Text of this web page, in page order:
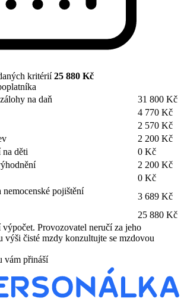
kritérií25 880 Kč
na daň
31 800 Kč
4 770 Kč
2 570 Kč
2 200 Kč
děti
0 Kč
2 200 Kč
0 Kč
pojištění
3 689 Kč
25 880 Kč
výpočet. Provozovatel neručí za jeho
výši čisté mzdy konzultujte se mzdovou
vám přináší